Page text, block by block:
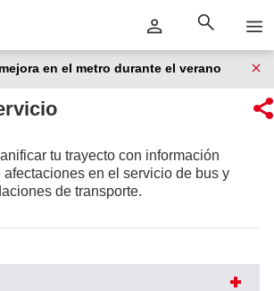
en el metro durante el verano
tu trayecto con información
en el servicio de bus y
de transporte.